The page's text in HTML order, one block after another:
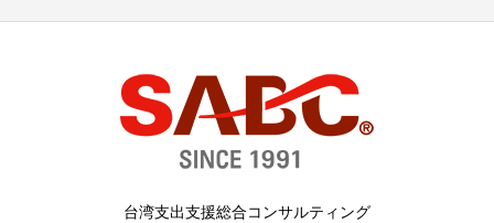
台湾支出支援総合コンサルティング